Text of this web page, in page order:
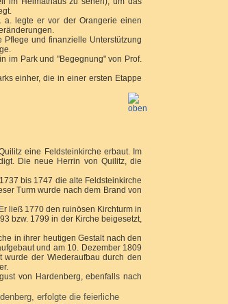
a. legte er vor der Orangerie einen
und finanzielle Unterstützung
im Park und "Begegnung" von Prof.
einher, die in einer ersten Etappe
eine Feldsteinkirche erbaut. Im
Die neue Herrin von Quilitz, die
bis 1747 die alte Feldsteinkirche
Turm wurde nach dem Brand von
ließ 1770 den ruinösen Kirchturm in
bzw. 1799 in der Kirche beigesetzt,
in ihrer heutigen Gestalt nach den
und am 10. Dezember 1809
wurde der Wiederaufbau durch den
von Hardenberg, ebenfalls nach
erfolgte die feierliche